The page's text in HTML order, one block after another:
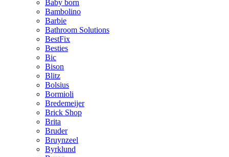
Baby born
Bambolino
Barbie
Bathroom Solutions
BestFix
Besties
Bic
Bison
Blitz
Bolsius
Bormioli
Bredemeijer
Brick Shop
Brita
Bruder
Bruynzeel
Byrklund